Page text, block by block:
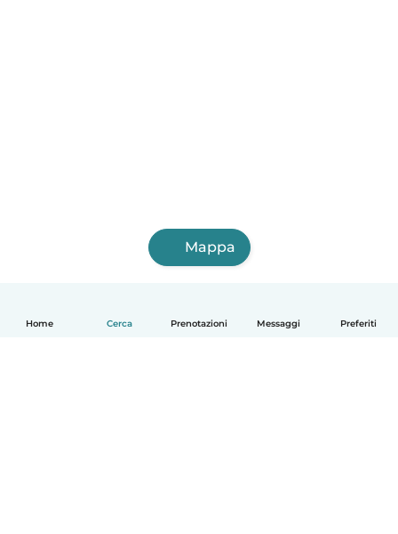
Home Cerca Prenotazioni Messaggi Preferiti
Mappa